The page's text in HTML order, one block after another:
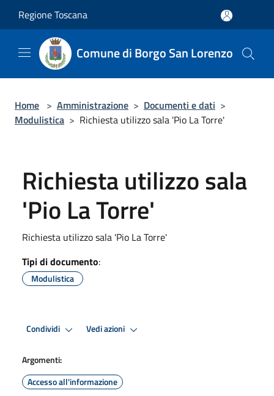
Regione Toscana
Comune di Borgo San Lorenzo
Home > Amministrazione > Documenti e dati >
Modulistica > Richiesta utilizzo sala 'Pio La Torre'
Richiesta utilizzo sala
'Pio La Torre'
Richiesta utilizzo sala 'Pio La Torre'
Tipi di documento:
Modulistica
Condividi Vedi azioni
Argomenti:
Accesso all'informazione